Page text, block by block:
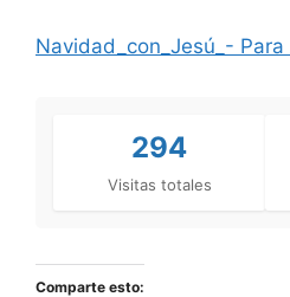
Navidad_con_Jesú_- Para
294
Visitas totales
Comparte esto: